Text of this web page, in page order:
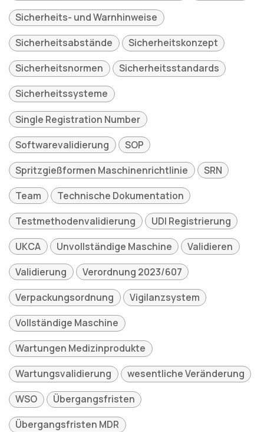
Sicherheits- und Warnhinweise
Sicherheitsabstände
Sicherheitskonzept
Sicherheitsnormen
Sicherheitsstandards
Sicherheitssysteme
Single Registration Number
Softwarevalidierung
SOP
Spritzgießformen Maschinenrichtlinie
SRN
Team
Technische Dokumentation
Testmethodenvalidierung
UDI Registrierung
UKCA
Unvollständige Maschine
Validieren
Validierung
Verordnung 2023/607
Verpackungsordnung
Vigilanzsystem
Vollständige Maschine
Wartungen Medizinprodukte
Wartungsvalidierung
wesentliche Veränderung
WSO
Übergangsfristen
Übergangsfristen MDR